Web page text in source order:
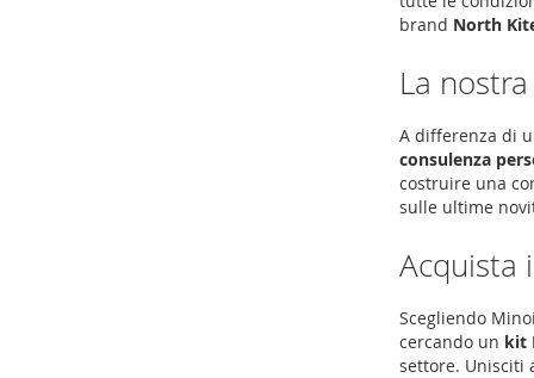
brand North
La
A differenza di
consulenza
costruire una
sulle ultime
Acquista
Scegliendo
cercando un kit
settore. Unisciti